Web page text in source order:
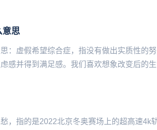
意思
：虚假希望综合症，指没有做出实质性的
感并得到满足感。我们喜欢想象改变后的
，指的是2022北京冬‌‌‌‌‌‌‌‌‌‌‌‌奥赛场上的超高速4k